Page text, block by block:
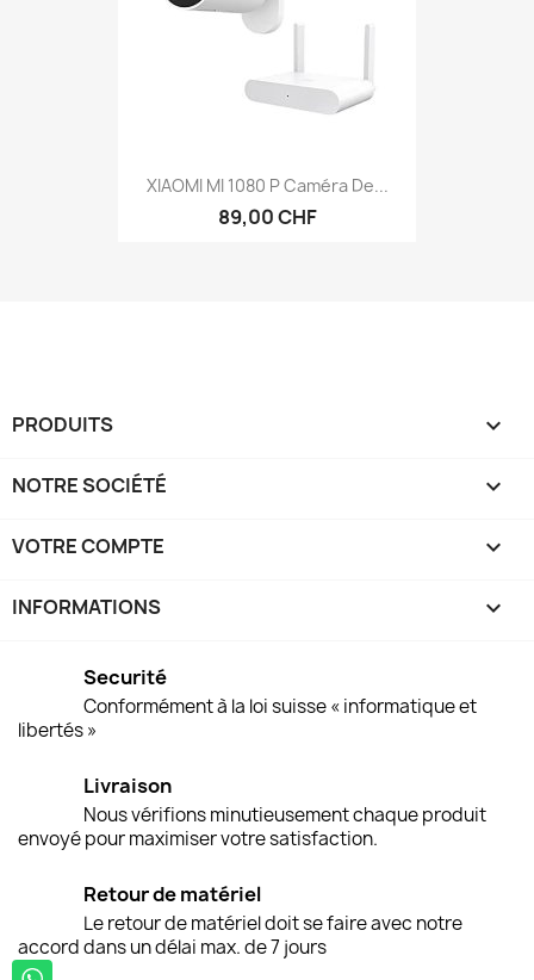
XIAOMI MI 1080 P Caméra De...
89,00 CHF
PRODUITS 
NOTRE SOCIÉTÉ 
VOTRE COMPTE 
INFORMATIONS keyboard_arrow_down
Securité
Conformément à la loi suisse « informatique et
libertés »
Livraison
Nous vérifions minutieusement chaque produit
envoyé pour maximiser votre satisfaction.
Retour de matériel
Le retour de matériel doit se faire avec notre
accord dans un délai max. de 7 jours